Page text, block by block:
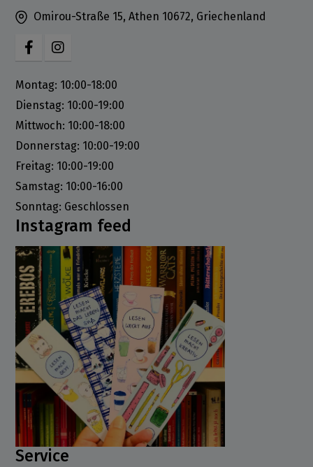
Omirou-Straße 15, Athen 10672, Griechenland
Montag: 10:00-18:00
Dienstag: 10:00-19:00
Mittwoch: 10:00-18:00
Donnerstag: 10:00-19:00
Freitag: 10:00-19:00
Samstag: 10:00-16:00
Sonntag: Geschlossen
Instagram feed
Service